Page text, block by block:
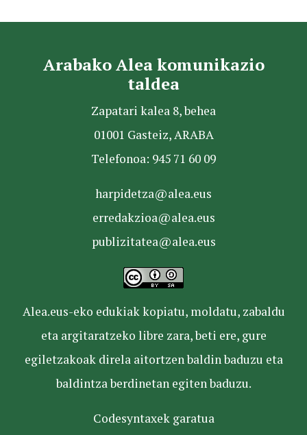
Arabako Alea komunikazio
taldea
Zapatari kalea 8, behea
01001 Gasteiz, ARABA
Telefonoa: 945 71 60 09
harpidetza@alea.eus
erredakzioa@alea.eus
publizitatea@alea.eus
Alea.eus-eko edukiak kopiatu, moldatu, zabaldu
eta argitaratzeko libre zara, beti ere, gure
egiletzakoak direla aitortzen baldin baduzu eta
baldintza berdinetan egiten baduzu.
Codesyntaxek garatua